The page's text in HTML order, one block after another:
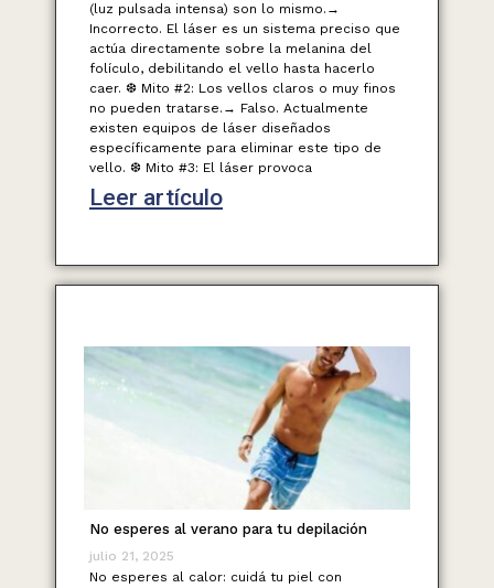
(luz pulsada intensa) son lo mismo.→
Incorrecto. El láser es un sistema preciso que
actúa directamente sobre la melanina del
folículo, debilitando el vello hasta hacerlo
caer. ❆ Mito #2: Los vellos claros o muy finos
no pueden tratarse.→ Falso. Actualmente
existen equipos de láser diseñados
específicamente para eliminar este tipo de
vello. ❆ Mito #3: El láser provoca
Leer artículo
No esperes al verano para tu depilación
julio 21, 2025
No esperes al calor: cuidá tu piel con